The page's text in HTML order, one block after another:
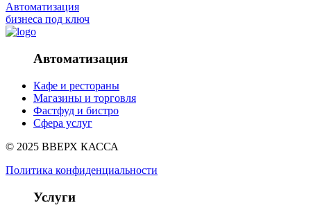
Автоматизация
бизнеса под ключ
Автоматизация
Кафе и рестораны
Магазины и торговля
Фастфуд и бистро
Сфера услуг
© 2025 ВВЕРХ КАССА
Политика конфиденциальности
Услуги